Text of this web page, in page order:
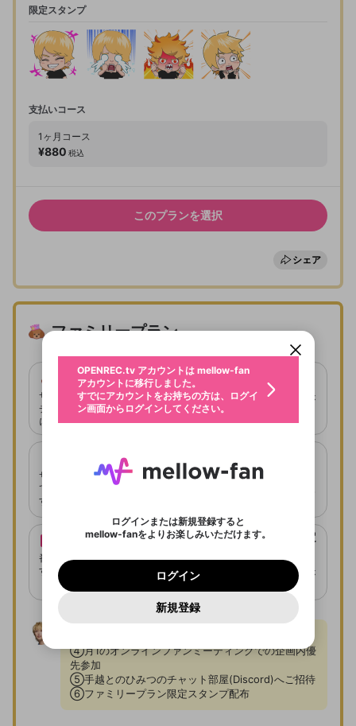
限定スタンプ
支払いコース
1ヶ月 コース
¥880 税込
このプランを選択
シェア
ファミリープラン
サブスクバッジ付与
サブスクバッジは視聴画面の
チャット欄などで表示が可能
になります。
チャンネル内の広告
広告なしでスムーズに視聴が
可能になります。
限定動画の視聴
サブスクメンバーに公開され
ている限定動画を視聴できま
す。
の参加
サブスクメンバーだけが参加
会員番号の発行
番号は入会順に発行されま
す。
サブスクメンバー限定
サブスクメンバー限定でチャ
ンネルオリジナルスタンプが
④月1のオンラインファンミーティングでの企画内優
先参加
⑤手越とのひみつのチャット部屋(Discord)へご招待
⑥ファミリープラン限定スタンプ配布
ファミリープラン
サブスクトライアルで入会します。以下の内容を確
認し、次へ進んでください。
フレンドプラン
す。
サブスクトライアルで入会するプランは、サ
ブスクのプランのうち月額の一番安いプラン
に限ります。
ると、即時にサブスクが有効になり特典を得
ることができます。
月間は同一チャンネルで利用できません。
オリジナル特典は配信者の責任の元に設定・
内容に関するお問い合わせにお答えすること
オリジナル特典は配信者によって予告なく変
更される場合があります。
サブスクメンバー登録期間中に、チャンネル
メッセージを選んで入会したことを配信者に知らせまし
ょう！
入会ありがとうございます
限定コミュニティに参加する
mellow-fanに戻る
ポイントが不足しています
ご確認ください
した。 サービスを利用するには変更後の内容を
を確認しました。
確認しました
OPENREC.tv アカウントは mellow-fan
すでにアカウントをお持ちの方は、ログイ
新規登録
メールアドレスで新規登録
または
Google
Yahoo! JAPAN
Appleでサインアップ
mellow-fanの
サービスとのID連携に関する同意事項に同意頂いた上
で、次にお進みください
新規登録
@
次にお進みください。
アカウント作成
OPENREC.tvアカウントはmellow-fanア
こちらからOPENREC.tvでログイン中のア
ログイン
メールアドレスでログイン
または
Google
Yahoo! JAPAN
Appleでサインイン
mellow-fanの
サービスとのID連携に関する同意事項に同意頂いた上
で、次にお進みください
ログイン
ログイン
パスワードを忘れた方はこちら
アカウントをお持ちですか？アカウントを作成する
OPENREC.tv アカウントは mellow-fan
アカウントに移行しました。
すでにアカウントをお持ちの方は、ログイ
ン画面からログインしてください。
ログインまたは新規登録すると
mellow-fanをよりお楽しみいただけます。
ログイン
新規登録
登録したメールアドレスを入力し、送信してくださ
再設定する
入力していただいたメールアドレ
スに、パスワード再設定用URLを
のでご確認ください
OK
パーソナルデータの登録
年 月
生年月は登録後に変更できません。
お住まいの地域
ご登録いただいた情報はサービスの向上を目的
として使用いたします。
一部サービスをご利用いただくには、生年月の
登録が必要です。
登録
あとで登録
認証コードの入力
メイン及びcs.openrec.co.jpドメイン）が受信拒否設
定に含まれていないかご確認ください。
入力
セッションの有効期限が切れたた
プレミアム会員に入会
不適切なユーザーとして報告しま
すか？
問題を選択してください
わいせつな表現
著作権の侵害
なりすまし行為
出会いを誘導する行為
ねずみ講やマルチ商法
誤解を招く配信設定
0
報告された問題については、利用規約に違反しているか
どうかをスタッフが確認します。
用することは、利用規約違反になります。
サブスクシェア
閉じる
限定コミュニティ参加方法
Discordアカウントをお持ちでない方
Discordアカウントを作成
Discordは第三者が提供するコミュニティーサービスで、
mellow-fanとは関わりがありません。Discordに関してのお
問い合わせにはお答えすることができません。Discordの仕
様変更により、限定コミュニティ特典の提供が終了する可能
します。
外部サービスとのID連携に関する同意事項